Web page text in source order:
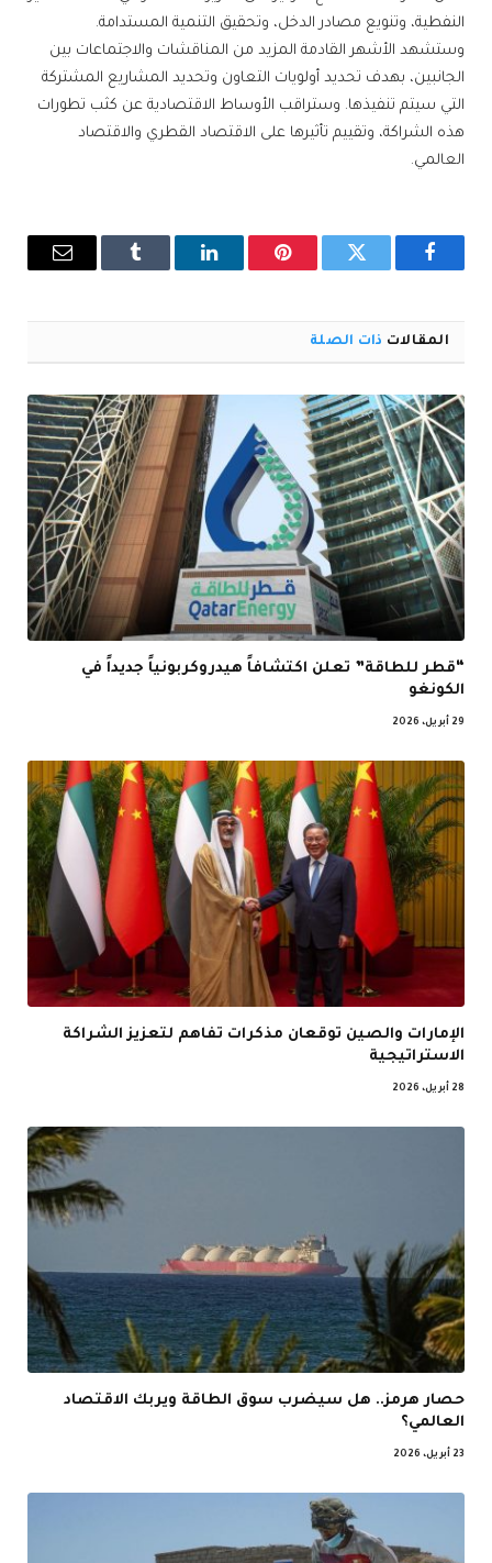
النفطية، وتنويع مصادر الدخل، وتحقيق التنمية المستدامة.
وستشهد الأشهر القادمة المزيد من المناقشات والاجتماعات بين
الجانبين، بهدف تحديد أولويات التعاون وتحديد المشاريع المشتركة
التي سيتم تنفيذها. وستراقب الأوساط الاقتصادية عن كثب تطورات
هذه الشراكة، وتقييم تأثيرها على الاقتصاد القطري والاقتصاد
العالمي.
فيسبوك تويتر بينتيريستلينكدإن Tumblr
البريد
المقالات ذات الصلة
“قطر للطاقة” تعلن اكتشافاً هيدروكربونياً جديداً في
الكونغو
29 أبريل، 2026
الإمارات والصين توقعان مذكرات تفاهم لتعزيز الشراكة
الاستراتيجية
28 أبريل، 2026
حصار هرمز.. هل سيضرب سوق الطاقة ويربك الاقتصاد
العالمي؟
23 أبريل، 2026